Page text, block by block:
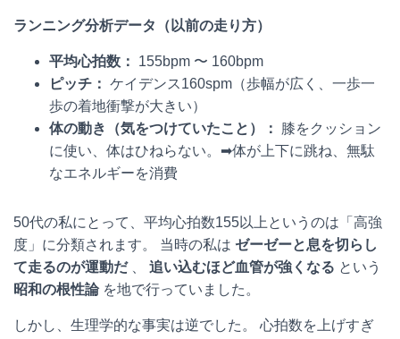
ランニング分析データ（以前の走り方）
平均心拍数：
155bpm 〜 160bpm
ピッチ： ケイデンス160spm（歩幅が広く、一歩一
歩の着地衝撃が大きい）
体の動き（気をつけていたこと）：
膝をクッション
に使い、体はひねらない。➡体が上下に跳ね、無駄
なエネルギーを消費
50代の私にとって、平均心拍数155以上というのは「高強
度」に分類されます。 当時の私は ゼーゼーと息を切らし
て走るのが運動だ、 追い込むほど血管が強くなる という
昭和の根性論を地で行っていました。
しかし、生理学的な事実は逆でした。 心拍数を上げすぎ